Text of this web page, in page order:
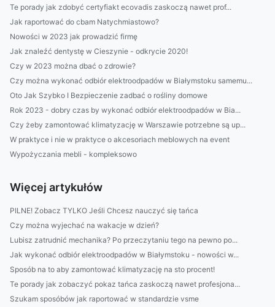
Te porady jak zdobyć certyfiakt ecovadis zaskoczą nawet prof...
Jak raportować do cbam Natychmiastowo?
Nowości w 2023 jak prowadzić firmę
Jak znaleźć dentystę w Cieszynie - odkrycie 2020!
Czy w 2023 można dbać o zdrowie?
Czy można wykonać odbiór elektroodpadów w Białymstoku samemu...
Oto Jak Szybko I Bezpieczenie zadbać o rośliny domowe
Rok 2023 - dobry czas by wykonać odbiór elektroodpadów w Bia...
Czy żeby zamontować klimatyzację w Warszawie potrzebne są up...
W praktyce i nie w praktyce o akcesoriach meblowych na event
Wypożyczania mebli - kompleksowo
Więcej artykułów
PILNE! Zobacz TYLKO Jeśli Chcesz nauczyć się tańca
Czy można wyjechać na wakacje w dzień?
Lubisz zatrudnić mechanika? Po przeczytaniu tego na pewno po...
Jak wykonać odbiór elektroodpadów w Białymstoku - nowości w...
Sposób na to aby zamontować klimatyzację na sto procent!
Te porady jak zobaczyć pokaz tańca zaskoczą nawet profesjona...
Szukam sposóbów jak raportować w standardzie vsme